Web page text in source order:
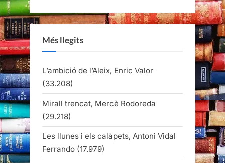
Més llegits
L’ambició de l’Aleix, Enric Valor
(33.208)
Mirall trencat, Mercè Rodoreda
(29.218)
Les llunes i els calàpets, Antoni Vidal
Ferrando (17.979)